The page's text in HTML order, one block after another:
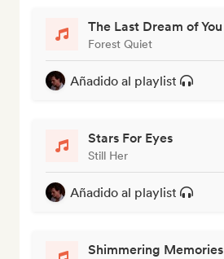
The Last Dream of You
Forest Quiet
Añadido al playlist
Stars For Eyes
Still Her
Añadido al playlist
Shimmering Memories